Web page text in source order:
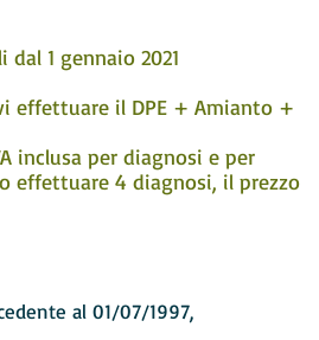
1 gennaio 2021
effettuare il DPE + Amianto +
inclusa per diagnosi e per
effettuare 4 diagnosi, il prezzo
al 01/07/1997,